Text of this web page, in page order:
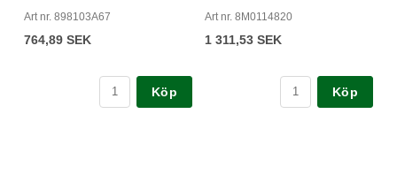
Art nr. 898103A67
764,89 SEK
Köp
Art nr. 8M0114820
1 311,53 SEK
Köp